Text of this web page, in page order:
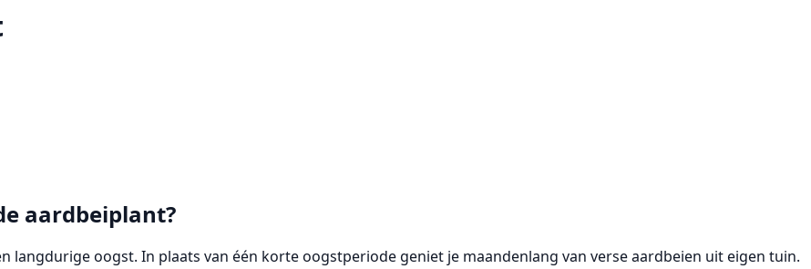
aardbeiplant?
langdurige oogst. In plaats van één korte oogstperiode geniet je maandenlang van verse aardbeien uit eigen tuin.